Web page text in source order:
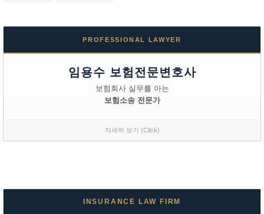
PROFESSIONAL LAWYER
임용수 보험전문변호사
보험회사 실무를 아는
보험소송 전문가
자세히 보기 (Click)
INSURANCE LAW FIRM